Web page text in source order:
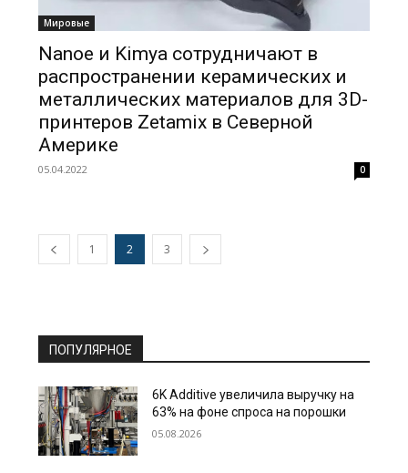
Мировые
Nanoe и Kimya сотрудничают в
распространении керамических и
металлических материалов для 3D-
принтеров Zetamix в Северной
Америке
05.04.2022 0
1 2 3
ПОПУЛЯРНОЕ
6K Additive увеличила выручку на
63% на фоне спроса на порошки
05.08.2026